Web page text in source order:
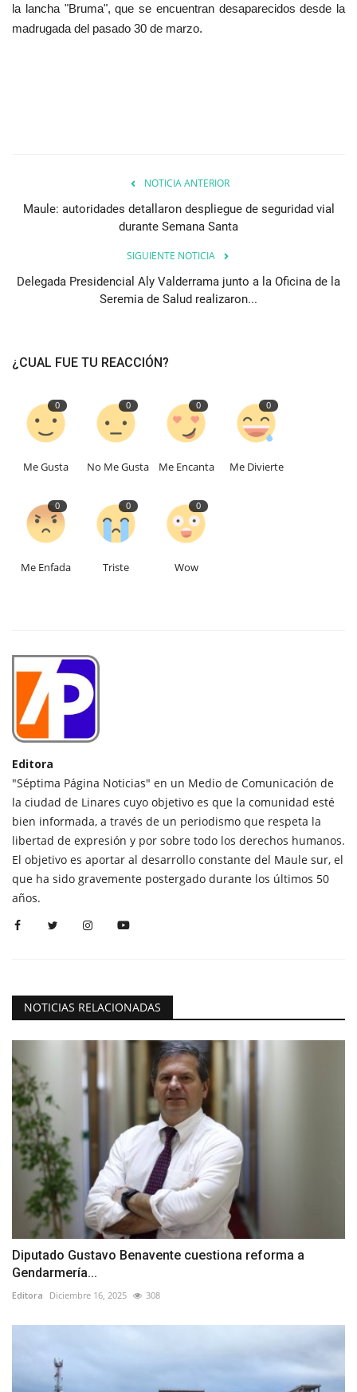
la lancha "Bruma", que se encuentran desaparecidos desde la
madrugada del pasado 30 de marzo.
NOTICIA ANTERIOR
Maule: autoridades detallaron despliegue de seguridad vial
durante Semana Santa
SIGUIENTE NOTICIA
Delegada Presidencial Aly Valderrama junto a la Oficina de la
Seremia de Salud realizaron...
¿CUAL FUE TU REACCIÓN?
0
Me Gusta
0
No Me Gusta
0
Me Encanta
0
Me Divierte
0
Me Enfada
0
Triste
0
Wow
Editora
"Séptima Página Noticias" en un Medio de Comunicación de
la ciudad de Linares cuyo objetivo es que la comunidad esté
bien informada, a través de un periodismo que respeta la
libertad de expresión y por sobre todo los derechos humanos.
El objetivo es aportar al desarrollo constante del Maule sur, el
que ha sido gravemente postergado durante los últimos 50
años.
NOTICIAS RELACIONADAS
Diputado Gustavo Benavente cuestiona reforma a
Gendarmería...
Editora Diciembre 16, 2025 308